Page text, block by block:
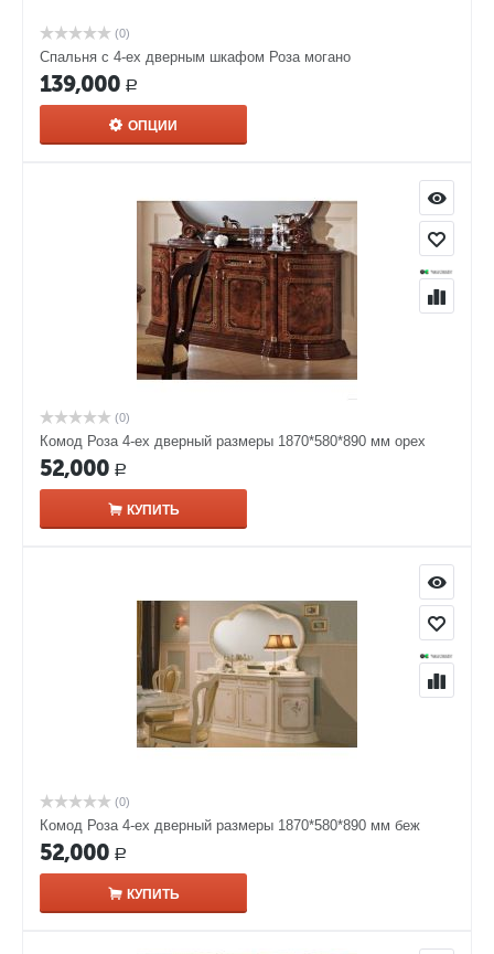
(0)
Спальня с 4-ех дверным шкафом Роза могано
139,000 Р
ОПЦИИ
(0)
Комод Роза 4-ех дверный размеры 1870*580*890 мм орех
52,000 Р
КУПИТЬ
(0)
Комод Роза 4-ех дверный размеры 1870*580*890 мм беж
52,000 Р
КУПИТЬ